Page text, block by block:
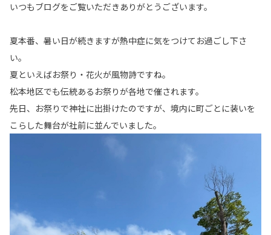
いつもブログをご覧いただきありがとうございます。
夏本番、暑い日が続きますが熱中症に気をつけてお過ごし下さ
い。
夏といえばお祭り・花火が風物詩ですね。
松本地区でも伝統あるお祭りが各地で催されます。
先日、お祭りで神社に出掛けたのですが、境内に町ごとに装いを
こらした舞台が社前に並んでいました。